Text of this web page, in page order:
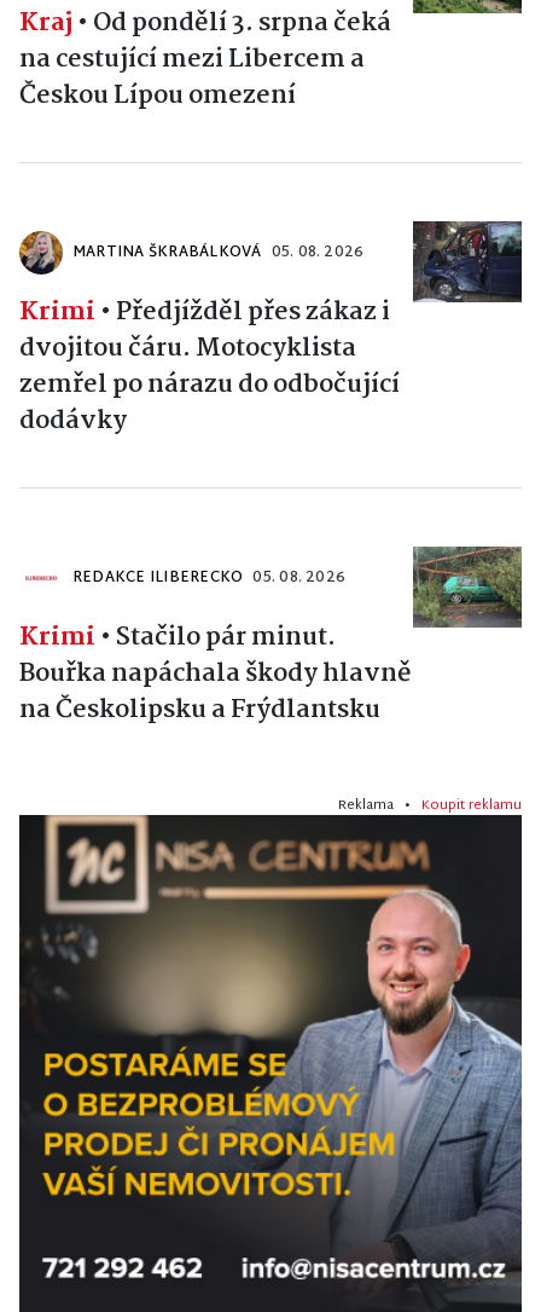
Kraj • Od pondělí 3. srpna čeká
na cestující mezi Libercem a
Českou Lípou omezení
MARTINA ŠKRABÁLKOVÁ 05. 08. 2026
Krimi • Předjížděl přes zákaz i
dvojitou čáru. Motocyklista
zemřel po nárazu do odbočující
dodávky
REDAKCE ILIBERECKO 05. 08. 2026
Krimi • Stačilo pár minut.
Bouřka napáchala škody hlavně
na Českolipsku a Frýdlantsku
Reklama • Koupit reklamu